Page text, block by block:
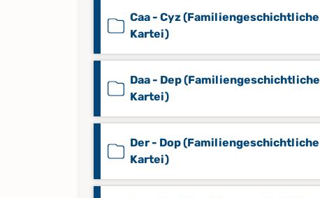
Caa - Cyz (Familiengeschichtliche
Kartei)
Daa - Dep (Familiengeschichtliche
Kartei)
Der - Dop (Familiengeschichtliche
Kartei)